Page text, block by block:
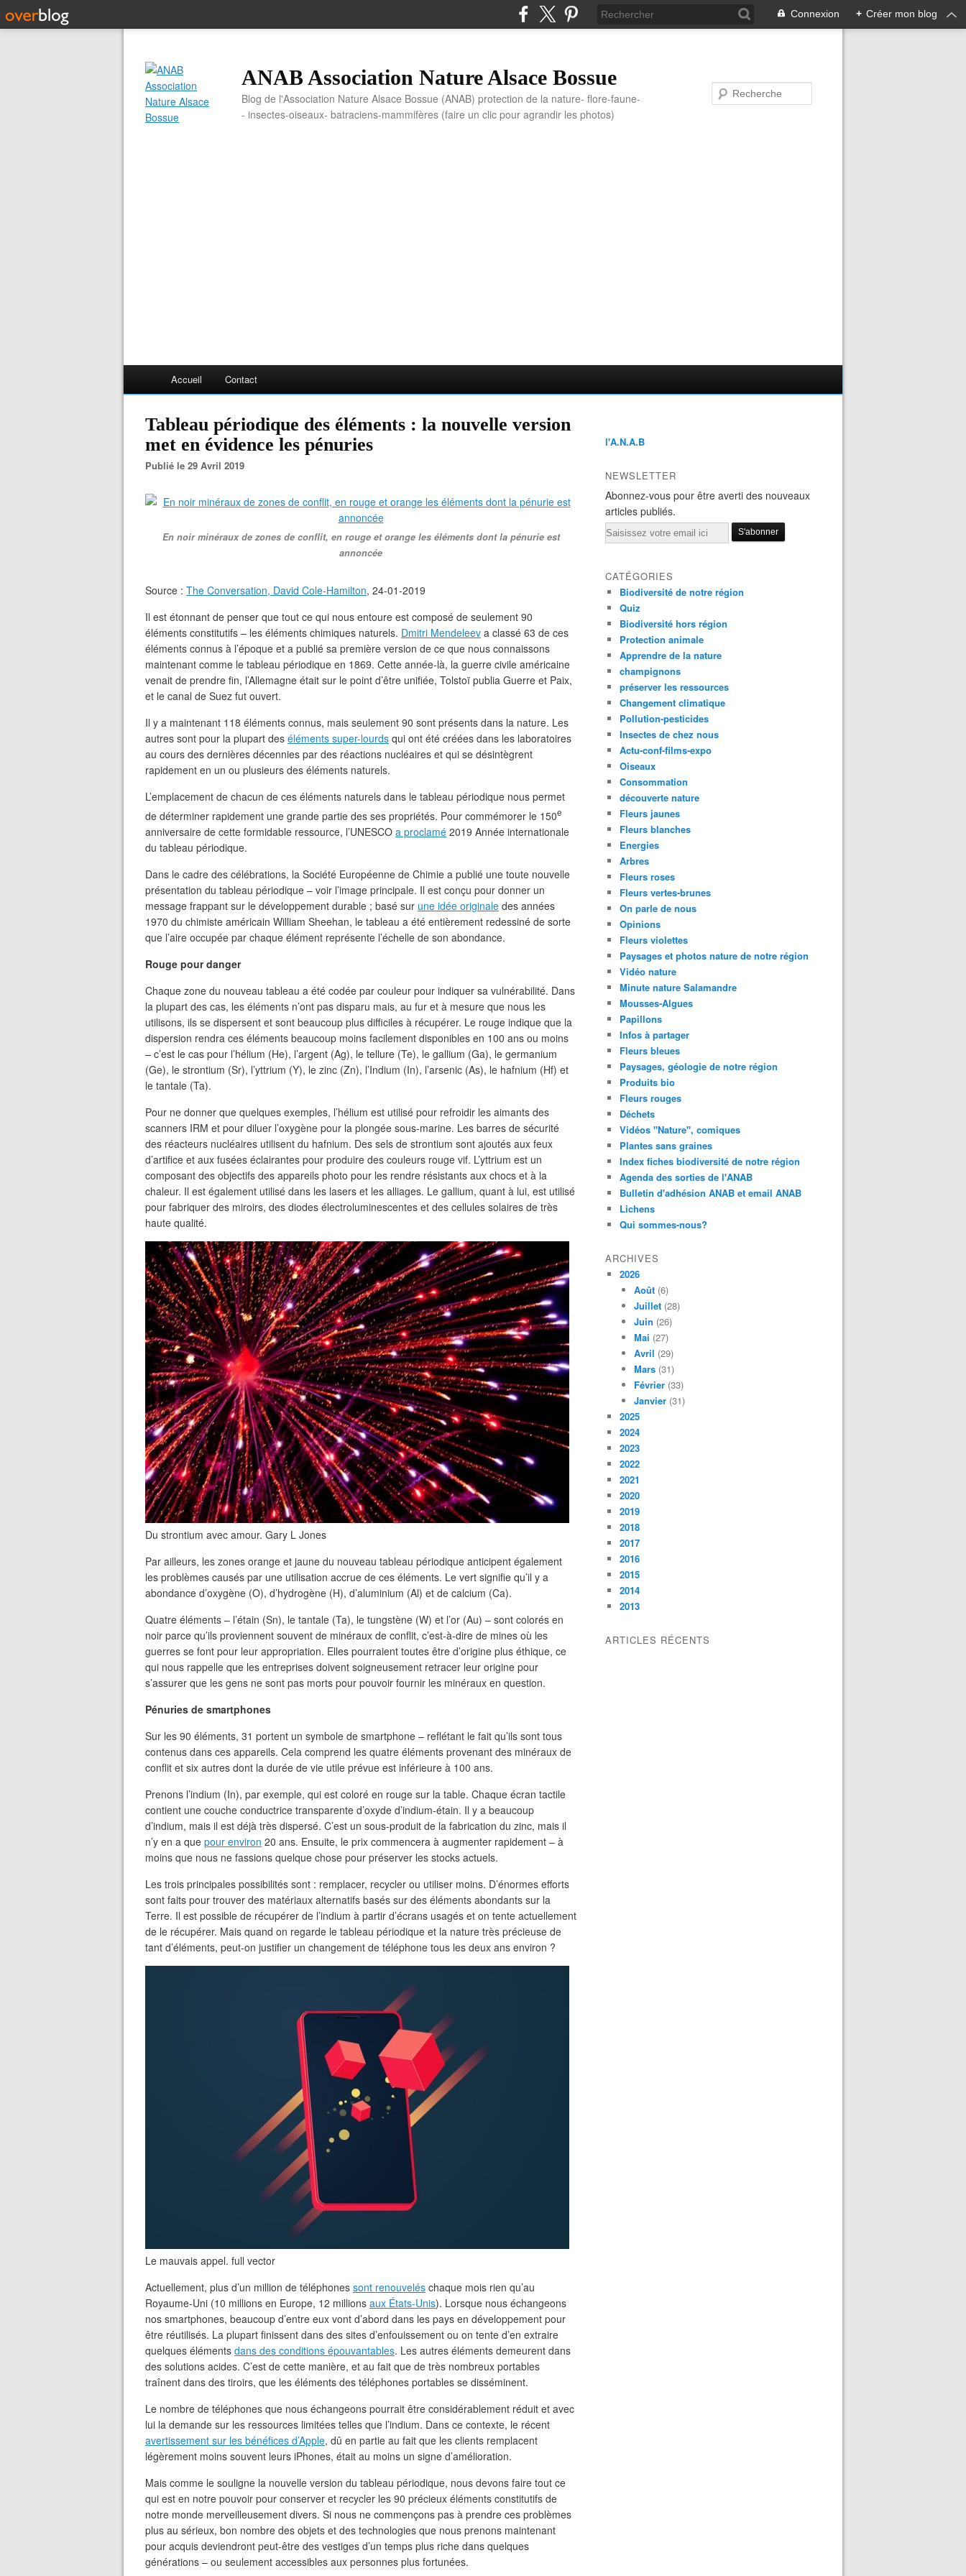
Connexion + Créer mon blog
ANAB Association Nature Alsace Bossue
Blog de l'Association Nature Alsace Bossue (ANAB) protection de la nature- flore-faune-
- insectes-oiseaux- batraciens-mammifères (faire un clic pour agrandir les photos)
Accueil Contact
Tableau périodique des éléments : la nouvelle version
met en évidence les pénuries
Publié le 29 Avril 2019
En noir minéraux de zones de conflit, en rouge et orange les éléments dont la pénurie est
annoncée
Source : The Conversation, David Cole-Hamilton, 24-01-2019
Il est étonnant de penser que tout ce qui nous entoure est composé de seulement 90
éléments constitutifs – les éléments chimiques naturels. Dmitri Mendeleev a classé 63 de ces
éléments connus à l’époque et a publié sa première version de ce que nous connaissons
maintenant comme le tableau périodique en 1869. Cette année-là, la guerre civile américaine
venait de prendre fin, l’Allemagne était sur le point d’être unifiée, Tolstoï publia Guerre et Paix,
et le canal de Suez fut ouvert.
Il y a maintenant 118 éléments connus, mais seulement 90 sont présents dans la nature. Les
autres sont pour la plupart des éléments super-lourds qui ont été créées dans les laboratoires
au cours des dernières décennies par des réactions nucléaires et qui se désintègrent
rapidement en un ou plusieurs des éléments naturels.
L’emplacement de chacun de ces éléments naturels dans le tableau périodique nous permet
de déterminer rapidement une grande partie des ses propriétés. Pour commémorer le 150e
anniversaire de cette formidable ressource, l’UNESCO a proclamé 2019 Année internationale
du tableau périodique.
Dans le cadre des célébrations, la Société Européenne de Chimie a publié une toute nouvelle
présentation du tableau périodique – voir l’image principale. Il est conçu pour donner un
message frappant sur le développement durable ; basé sur une idée originale des années
1970 du chimiste américain William Sheehan, le tableau a été entièrement redessiné de sorte
que l’aire occupée par chaque élément représente l’échelle de son abondance.
Rouge pour danger
Chaque zone du nouveau tableau a été codée par couleur pour indiquer sa vulnérabilité. Dans
la plupart des cas, les éléments n’ont pas disparu mais, au fur et à mesure que nous les
utilisons, ils se dispersent et sont beaucoup plus difficiles à récupérer. Le rouge indique que la
dispersion rendra ces éléments beaucoup moins facilement disponibles en 100 ans ou moins
– c’est le cas pour l’hélium (He), l’argent (Ag), le tellure (Te), le gallium (Ga), le germanium
(Ge), le strontium (Sr), l’yttrium (Y), le zinc (Zn), l’Indium (In), l’arsenic (As), le hafnium (Hf) et
le tantale (Ta).
Pour ne donner que quelques exemples, l’hélium est utilisé pour refroidir les aimants des
scanners IRM et pour diluer l’oxygène pour la plongée sous-marine. Les barres de sécurité
des réacteurs nucléaires utilisent du hafnium. Des sels de strontium sont ajoutés aux feux
d’artifice et aux fusées éclairantes pour produire des couleurs rouge vif. L’yttrium est un
composant des objectifs des appareils photo pour les rendre résistants aux chocs et à la
chaleur. Il est également utilisé dans les lasers et les alliages. Le gallium, quant à lui, est utilisé
pour fabriquer des miroirs, des diodes électroluminescentes et des cellules solaires de très
haute qualité.
Du strontium avec amour. Gary L Jones
Par ailleurs, les zones orange et jaune du nouveau tableau périodique anticipent également
les problèmes causés par une utilisation accrue de ces éléments. Le vert signifie qu’il y a
abondance d’oxygène (O), d’hydrogène (H), d’aluminium (Al) et de calcium (Ca).
Quatre éléments – l’étain (Sn), le tantale (Ta), le tungstène (W) et l’or (Au) – sont colorés en
noir parce qu’ils proviennent souvent de minéraux de conflit, c’est-à-dire de mines où les
guerres se font pour leur appropriation. Elles pourraient toutes être d’origine plus éthique, ce
qui nous rappelle que les entreprises doivent soigneusement retracer leur origine pour
s’assurer que les gens ne sont pas morts pour pouvoir fournir les minéraux en question.
Pénuries de smartphones
Sur les 90 éléments, 31 portent un symbole de smartphone – reflétant le fait qu’ils sont tous
contenus dans ces appareils. Cela comprend les quatre éléments provenant des minéraux de
conflit et six autres dont la durée de vie utile prévue est inférieure à 100 ans.
Prenons l’indium (In), par exemple, qui est coloré en rouge sur la table. Chaque écran tactile
contient une couche conductrice transparente d’oxyde d’indium-étain. Il y a beaucoup
d’indium, mais il est déjà très dispersé. C’est un sous-produit de la fabrication du zinc, mais il
n’y en a que pour environ 20 ans. Ensuite, le prix commencera à augmenter rapidement – à
moins que nous ne fassions quelque chose pour préserver les stocks actuels.
Les trois principales possibilités sont : remplacer, recycler ou utiliser moins. D’énormes efforts
sont faits pour trouver des matériaux alternatifs basés sur des éléments abondants sur la
Terre. Il est possible de récupérer de l’indium à partir d’écrans usagés et on tente actuellement
de le récupérer. Mais quand on regarde le tableau périodique et la nature très précieuse de
tant d’éléments, peut-on justifier un changement de téléphone tous les deux ans environ ?
Le mauvais appel. full vector
Actuellement, plus d’un million de téléphones sont renouvelés chaque mois rien qu’au
Royaume-Uni (10 millions en Europe, 12 millions aux États-Unis). Lorsque nous échangeons
nos smartphones, beaucoup d’entre eux vont d’abord dans les pays en développement pour
être réutilisés. La plupart finissent dans des sites d’enfouissement ou on tente d’en extraire
quelques éléments dans des conditions épouvantables. Les autres éléments demeurent dans
des solutions acides. C’est de cette manière, et au fait que de très nombreux portables
traînent dans des tiroirs, que les éléments des téléphones portables se disséminent.
Le nombre de téléphones que nous échangeons pourrait être considérablement réduit et avec
lui la demande sur les ressources limitées telles que l’indium. Dans ce contexte, le récent
avertissement sur les bénéfices d’Apple, dû en partie au fait que les clients remplacent
légèrement moins souvent leurs iPhones, était au moins un signe d’amélioration.
Mais comme le souligne la nouvelle version du tableau périodique, nous devons faire tout ce
qui est en notre pouvoir pour conserver et recycler les 90 précieux éléments constitutifs de
notre monde merveilleusement divers. Si nous ne commençons pas à prendre ces problèmes
plus au sérieux, bon nombre des objets et des technologies que nous prenons maintenant
pour acquis deviendront peut-être des vestiges d’un temps plus riche dans quelques
générations – ou seulement accessibles aux personnes plus fortunées.
l'A.N.A.B
NEWSLETTER
Abonnez-vous pour être averti des nouveaux
articles publiés.
Email
CATÉGORIES
Biodiversité de notre région
Quiz
Biodiversité hors région
Protection animale
Apprendre de la nature
champignons
préserver les ressources
Changement climatique
Pollution-pesticides
Insectes de chez nous
Actu-conf-films-expo
Oiseaux
Consommation
découverte nature
Fleurs jaunes
Fleurs blanches
Energies
Arbres
Fleurs roses
Fleurs vertes-brunes
On parle de nous
Opinions
Fleurs violettes
Paysages et photos nature de notre région
Vidéo nature
Minute nature Salamandre
Mousses-Algues
Papillons
Infos à partager
Fleurs bleues
Paysages, géologie de notre région
Produits bio
Fleurs rouges
Déchets
Vidéos "Nature", comiques
Plantes sans graines
Index fiches biodiversité de notre région
Agenda des sorties de l'ANAB
Bulletin d'adhésion ANAB et email ANAB
Lichens
Qui sommes-nous?
ARCHIVES
2026
Août (6)
Juillet (28)
Juin (26)
Mai (27)
Avril (29)
Mars (31)
Février (33)
Janvier (31)
2025
2024
2023
2022
2021
2020
2019
2018
2017
2016
2015
2014
2013
ARTICLES RÉCENTS